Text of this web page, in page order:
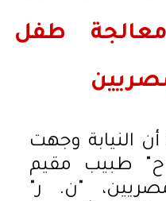
طفل
النيابة وجهت
ح" طبيب مقيم
"ن. ر"